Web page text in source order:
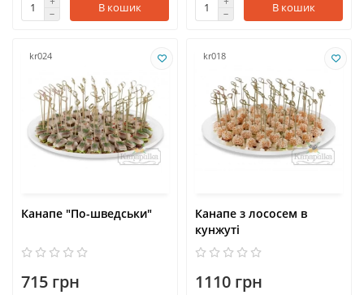
В кошик В кошик
kr024
Канапе "По-шведськи"
715 грн
kr018
Канапе з лососем в
кунжуті
1110 грн